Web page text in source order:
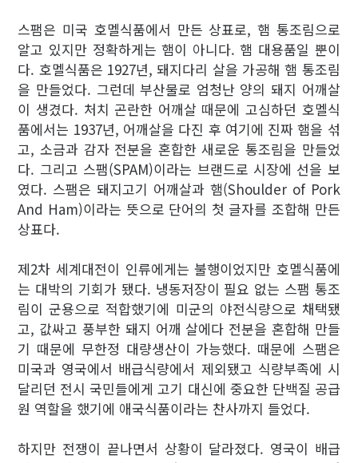
스팸은 미국 호멜식품에서 만든 상표로, 햄 통조림으로
알고 있지만 정확하게는 햄이 아니다. 햄 대용품일 뿐이
다. 호멜식품은 1927년, 돼지다리 살을 가공해 햄 통조림
을 만들었다. 그런데 부산물로 엄청난 양의 돼지 어깨살
이 생겼다. 처치 곤란한 어깨살 때문에 고심하던 호멜식
품에서는 1937년, 어깨살을 다진 후 여기에 진짜 햄을 섞
고, 소금과 감자 전분을 혼합한 새로운 통조림을 만들었
다. 그리고 스팸(SPAM)이라는 브랜드로 시장에 선을 보
였다. 스팸은 돼지고기 어깨살과 햄(Shoulder of Pork
And Ham)이라는 뜻으로 단어의 첫 글자를 조합해 만든
상표다.
제2차 세계대전이 인류에게는 불행이었지만 호멜식품에
는 대박의 기회가 됐다. 냉동저장이 필요 없는 스팸 통조
림이 군용으로 적합했기에 미군의 야전식량으로 채택됐
고, 값싸고 풍부한 돼지 어깨 살에다 전분을 혼합해 만들
기 때문에 무한정 대량생산이 가능했다. 때문에 스팸은
미국과 영국에서 배급식량에서 제외됐고 식량부족에 시
달리던 전시 국민들에게 고기 대신에 중요한 단백질 공급
원 역할을 했기에 애국식품이라는 찬사까지 들었다.
하지만 전쟁이 끝나면서 상황이 달라졌다. 영국이 배급